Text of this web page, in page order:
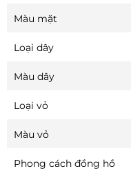
Màu mặt
Loại dây
Màu dây
Loại vỏ
Màu vỏ
Phong cách đồng hồ